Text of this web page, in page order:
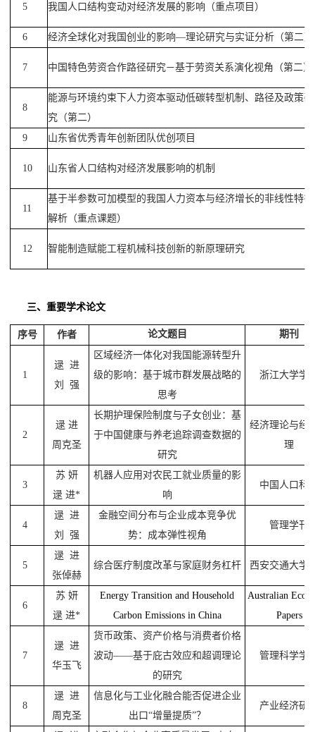
5 我国人口结构变动对经济发展的影响（重点项目）
6 经济全球化对我国创业的影响—理论研究与实证分析（第二）
7 中国特色劳资合作路径研究—基于劳资关系演化视角 （第二）
8
能源与环境约束下人力资本驱动低碳转型机制、路径及政策研
究（第二）
9
山东省优秀青年创新团队优创项目
10 山东省人口结构对经济发展影响的机制
11
基于半参数可加模型的我国人力资本与经济增长的非线性特征
解析（重点课题）
12 智能制造赋能工程机械科技创新的新原理研究
三、重要学术论文
序号 作者 论文题目 期刊
1
逯 进
刘
强
区域经济一体化对我国能源转型升
级的影响：基于城市群发展战略的
思考
浙江大学学
2
逯 进
周克圣
长期护理保险制度与子女创业：基
于中国健康与养老追踪调查数据的
研究
经济理论与经
理
3
苏 妍
逯 进*
机器人应用对农民工就业质量的影
响
中国人口科
4
逯 进
刘
强
金融空间分布与企业成本竞争优
势：成本弹性视角
管理学刊
5
逯 进
张倬赫
综合医疗制度改革与家庭财务杠杆 西安交通大学
6
苏 妍
逯 进*
Energy Transition and Household
Carbon Emissions in China
Australian
Papers
7
逯 进
华玉飞
货币政策、资产价格与消费者价格
波动——基于庇古效应和超调理论
的研究
管理科学学
8
逯 进
周克圣
信息化与工业化融合能否促进企业
出口“增量提质”？
产业经济研